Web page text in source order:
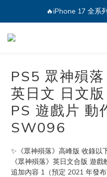
🔥iPhone 17 全系
🔥iPhone 17 全系
💕加入Q哥 Line
PS5 眾神殞
英日文 日文
PS 遊戲片 動
SW096
✨《眾神殞落》高峰版 收錄以
《眾神殞落》英日文合版 遊戲
追加內容 1（預定 2021 年發布